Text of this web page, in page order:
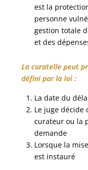
est la
personne
gestion totale
et des
La curatelle peut
défini par la loi :
La date du
Le juge décide
curateur ou la
demande
Lorsque la
est instauré